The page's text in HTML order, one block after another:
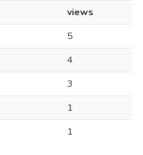
views
5
4
3
1
1